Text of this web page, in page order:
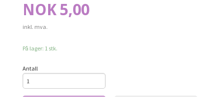
Pris
NOK 5,00
inkl. mva.
På lager: 1 stk.
Antall